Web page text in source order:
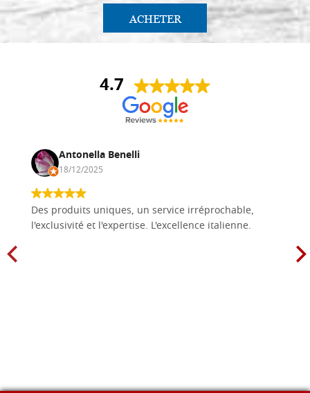
ACHETER
4.7
Antonella Benelli
18/12/2025
Des produits uniques, un service irréprochable,
l'exclusivité et l'expertise. L'excellence italienne.